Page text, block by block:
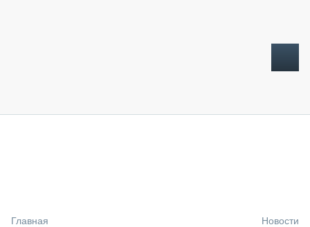
Главная Новости